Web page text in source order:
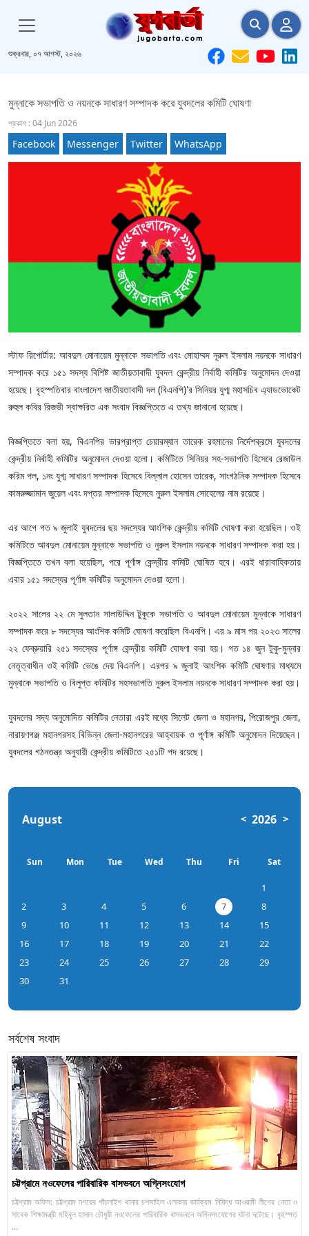
শুক্রবার, ০৭ আগস্ট, ২০২৬
মুন্নাকে সভাপতি ও নয়নকে সাধারণ সম্পাদক করে যুবদলের কমিটি ঘোষণা
প্রকাশ : 04 Jun 2026
Facebook Messenger Twitter WhatsApp
স্টাফ রিপোর্টার: আবদুল মোনায়েম মুন্নাকে সভাপতি এবং মোহাম্মদ নূরুল ইসলাম নয়নকে সাধারণ
সম্পাদক করে ১৫১ সদস্য বিশিষ্ট জাতীয়তাবাদী যুবদল কেন্দ্রীয় নির্বাহী কমিটির অনুমোদন দেওয়া
হয়েছে। বৃহস্পতিবার বাংলাদেশ জাতীয়তাবাদী দল (বিএনপি)'র সিনিয়র যুগ্ম মহাসচিব এ্যাডভোকেট
রুহুল কবির রিজভী স্বাক্ষরিত এক সংবাদ বিজ্ঞপ্তিতে এ তথ্য জানানো হয়েছে।
বিজ্ঞপ্তিতে বলা হয়, বিএনপির ভারপ্রাপ্ত চেয়ারম্যান তারেক রহমানের নির্দেশক্রমে যুবদলের
কেন্দ্রীয় নির্বাহী কমিটির অনুমোদন দেওয়া হলো। কমিটিতে সিনিয়র সহ-সভাপতি হিসেবে রেজাউল
করিম পল, ১নং যুগ্ম সাধারণ সম্পাদক হিসেবে বিল্লাল হোসেন তারেক, সাংগঠনিক সম্পাদক হিসেবে
কামরুজ্জামান জুয়েল এবং দপ্তর সম্পাদক হিসেবে নুরুল ইসলাম সোহেলের নাম রয়েছে।
এর আগে গত ৯ জুলাই যুবদলের ছয় সদস্যের আংশিক কেন্দ্রীয় কমিটি ঘোষণা করা হয়েছিল। ওই
কমিটিতে আবদুল মোনায়েম মুন্নাকে সভাপতি ও নুরুল ইসলাম নয়নকে সাধারণ সম্পাদক করা হয়।
বিজ্ঞপ্তিতে তখন বলা হয়েছিল, পরে পূর্ণাঙ্গ কেন্দ্রীয় কমিটি ঘোষিত হবে। এরই ধারাবাহিকতায়
এবার ১৫১ সদস্যের পূর্ণাঙ্গ কমিটির অনুমোদন দেওয়া হলো।
২০২২ সালের ২২ মে সুলতান সালাউদ্দিন টুকুকে সভাপতি ও আবদুল মোনায়েম মুন্নাকে সাধারণ
সম্পাদক করে ৮ সদস্যের আংশিক কমিটি ঘোষণা করেছিল বিএনপি। এর ৯ মাস পর ২০২৩ সালের
২২ ফেব্রুয়ারি ২৫১ সদস্যের পূর্ণাঙ্গ কেন্দ্রীয় কমিটি ঘোষণা করা হয়। গত ১৪ জুন টুকু-মুন্নার
নেতৃত্বাধীন ওই কমিটি ভেঙে দেয় বিএনপি। এরপর ৯ জুলাই আংশিক কমিটি ঘোষণার মাধ্যমে
মুন্নাকে সভাপতি ও বিলুপ্ত কমিটির সহসভাপতি নুরুল ইসলাম নয়নকে সাধারণ সম্পাদক করা হয়।
যুবদলের সদ্য অনুমোদিত কমিটির নেতারা এরই মধ্যে সিলেট জেলা ও মহানগর, পিরোজপুর জেলা,
নারায়ণগঞ্জ মহানগরসহ বিভিন্ন জেলা-মহানগরের আহ্বায়ক ও পূর্ণাঙ্গ কমিটি অনুমোদন দিয়েছেন।
যুবদলের গঠনতন্ত্র অনুযায়ী কেন্দ্রীয় কমিটিতে ২৫১টি পদ রয়েছে।
August < 2026 >
Sun Mon Tue Wed Thu Fri Sat
1
2
3 4 5 6 7
8
9
10 11 12 13 14
15
16
17 18 19 20 21
22
23
24 25 26 27 28
29
30
31
সর্বশেষ সংবাদ
চট্টগ্রামে নওফেলের পারিবারিক বাসভবনে অগ্নিসংযোগ
চট্টগ্রাম অফিস: চট্টগ্রাম নগরের পাঁচলাইশ থানার চশমাহিল এলাকায় কার্যক্রম নিষিদ্ধ আওয়ামী লীগের নেতা ও
সাবেক শিক্ষামন্ত্রী মহিবুল হাসান চৌধুরী নওফেলের পারিবারিক বাসভবনে অগ্নিসংযোগের ঘটনা ঘটেছে। বৃহস্পত
...